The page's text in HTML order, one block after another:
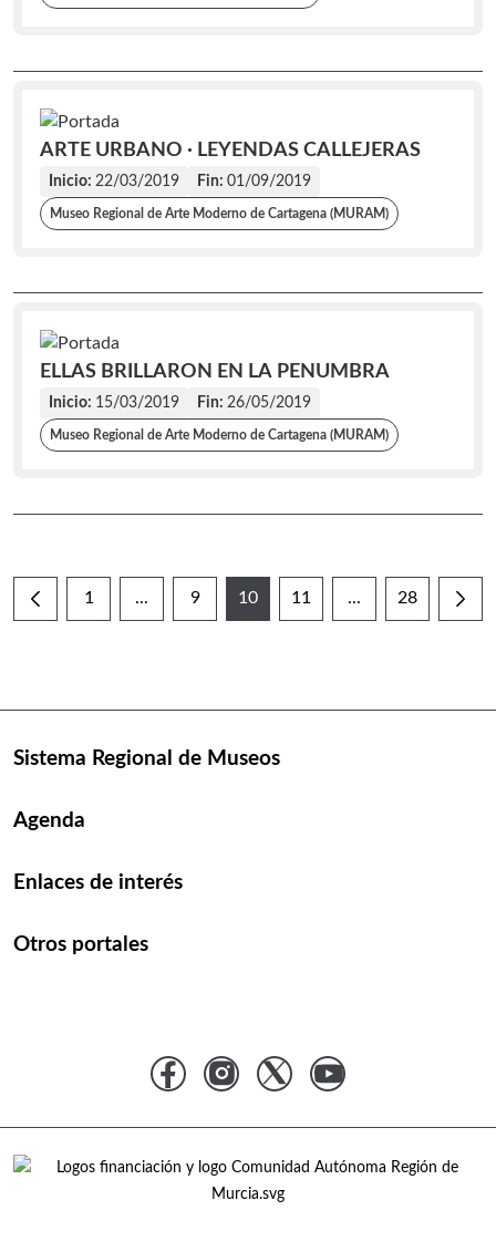
ARTE URBANO · LEYENDAS CALLEJERAS
Inicio: 22/03/2019 Fin: 01/09/2019
Museo Regional de Arte Moderno de Cartagena (MURAM)
ELLAS BRILLARON EN LA PENUMBRA
Inicio: 15/03/2019 Fin: 26/05/2019
Museo Regional de Arte Moderno de Cartagena (MURAM)
1 ...
Páginas intermedias Use TAB para
9 10 11 ...
PáginasPágina
28
Sistema Regional de Museos
Agenda
Enlaces de interés
Otros portales